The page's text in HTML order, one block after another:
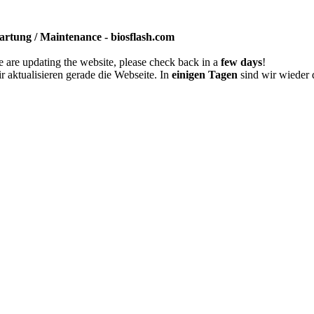
/ Maintenance - biosflash.com
are updating the website, please check back in a few days!
aktualisieren gerade die Webseite. In einigen Tagen sind wir wieder